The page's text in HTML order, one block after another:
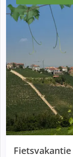
Fietsvakantie